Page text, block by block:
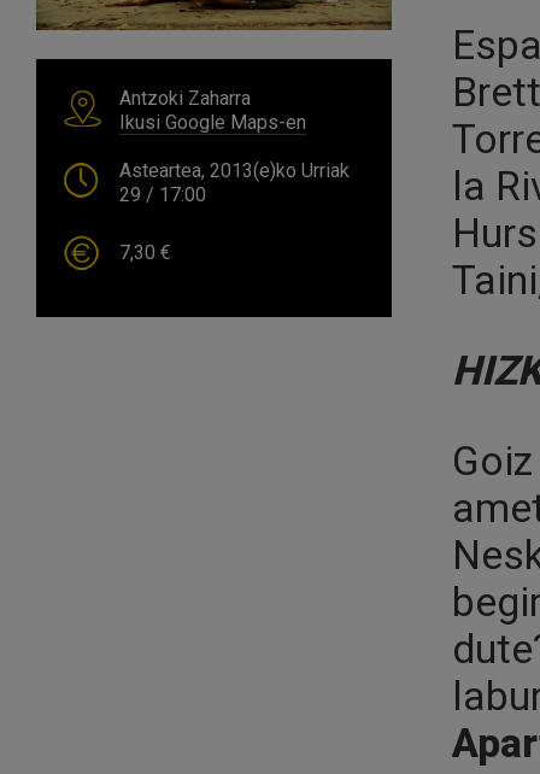
Antzoki Zaharra
Ikusi Google Maps-en
Asteartea, 2013(e)ko Urriak
29 / 17:00
7,30 €
la